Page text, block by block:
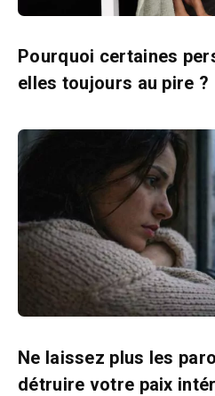
Pourquoi certaines
elles toujours au pire ?
Ne laissez plus les
détruire votre paix